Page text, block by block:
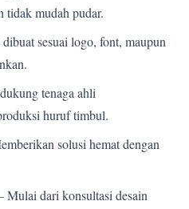
tidak mudah pudar.
sesuai logo, font, maupun
tenaga ahli
huruf timbul.
solusi hemat dengan
Mulai dari konsultasi desain